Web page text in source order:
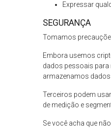
Expressar
SEGURANÇA
Tomamos
Embora usemos
dados pessoais
armazenamos
Terceiros podem
de medição e
Se você acha que